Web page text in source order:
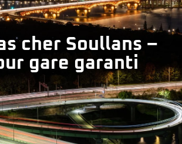
cher Soullans –
gare garanti